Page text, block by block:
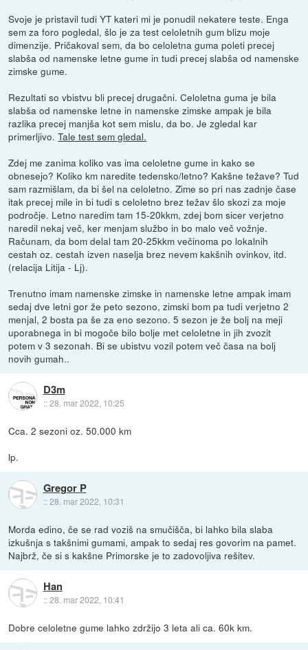
Svoje je pristavil tudi YT kateri mi je ponudil nekatere teste. Enga
sem za foro pogledal, šlo je za test celoletnih gum blizu moje
dimenzije. Pričakoval sem, da bo celoletna guma poleti precej
slabša od namenske letne gume in tudi precej slabša od namenske
zimske gume.
Rezultati so vbistvu bli precej drugačni. Celoletna guma je bila
slabša od namenske letne in namenske zimske ampak je bila
razlika precej manjša kot sem mislu, da bo. Je zgledal kar
primerljivo.Tale test sem gledal.
Zdej me zanima koliko vas ima celoletne gume in kako se
obnesejo? Koliko km naredite tedensko/letno? Kakšne težave? Tud
sam razmišlam, da bi šel na celoletno. Zime so pri nas zadnje čase
itak precej mile in bi tudi s celoletno brez težav šlo skozi za moje
področje. Letno naredim tam 15-20kkm, zdej bom sicer verjetno
naredil nekaj več, ker menjam službo in bo malo več vožnje.
Računam, da bom delal tam 20-25kkm večinoma po lokalnih
cestah oz. cestah izven naselja brez nevem kakšnih ovinkov, itd.
(relacija Litija - Lj).
Trenutno imam namenske zimske in namenske letne ampak imam
sedaj dve letni gor že peto sezono, zimski bom pa tudi verjetno 2
menjal, 2 bosta pa še za eno sezono. 5 sezon je že bolj na meji
uporabnega in bi mogoče bilo bolje met celoletne in jih zvozit
potem v 3 sezonah. Bi se ubistvu vozil potem več časa na bolj
novih gumah..
D3m
::28. mar 2022, 10:25
Cca. 2 sezoni oz. 50.000 km
lp.
Gregor P
::28. mar 2022, 10:31
Morda edino, če se rad voziš na smučišča, bi lahko bila slaba
izkušnja s takšnimi gumami, ampak to sedaj res govorim na pamet.
Najbrž, če si s kakšne Primorske je to zadovoljiva rešitev.
Han
::28. mar 2022, 10:41
Dobre celoletne gume lahko zdržijo 3 leta ali ca. 60k km.